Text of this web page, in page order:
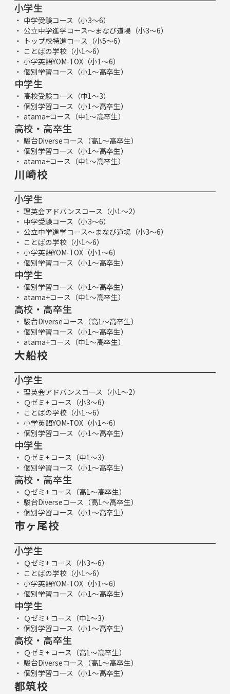
小学生
中学受験コース（小3～6）
公立中学進学コース～まなび道場（小3～6）
トップ校特進コース（小5～6）
ことばの学校（小1～6）
小学英語YOM-TOX（小1～6）
個別学習コース（小1～高卒生）
中学生
高校受験コース（中1～3）
個別学習コース（小1～高卒生）
atama+コース（中1～高卒生）
高校・高卒生
駿台Diverseコース（高1～高卒生）
個別学習コース（小1～高卒生）
atama+コース（中1～高卒生）
川崎校
小学生
理英会アドバンスコース（小1～2）
中学受験コース（小3～6）
公立中学進学コース～まなび道場（小3～6）
ことばの学校（小1～6）
小学英語YOM-TOX（小1～6）
個別学習コース（小1～高卒生）
中学生
個別学習コース（小1～高卒生）
atama+コース（中1～高卒生）
高校・高卒生
駿台Diverseコース（高1～高卒生）
個別学習コース（小1～高卒生）
atama+コース（中1～高卒生）
大船校
小学生
理英会アドバンスコース（小1～2）
Ｑゼミ+ コース（小3～6）
ことばの学校（小1～6）
小学英語YOM-TOX（小1～6）
個別学習コース（小1～高卒生）
中学生
Ｑゼミ+ コース（中1～3）
個別学習コース（小1～高卒生）
高校・高卒生
Ｑゼミ+ コース（高1～高卒生）
駿台Diverseコース（高1～高卒生）
個別学習コース（小1～高卒生）
市ヶ尾校
小学生
Ｑゼミ+ コース（小3～6）
ことばの学校（小1～6）
小学英語YOM-TOX（小1～6）
個別学習コース（小1～高卒生）
中学生
Ｑゼミ+ コース（中1～3）
個別学習コース（小1～高卒生）
高校・高卒生
Ｑゼミ+ コース（高1～高卒生）
駿台Diverseコース（高1～高卒生）
個別学習コース（小1～高卒生）
都筑校